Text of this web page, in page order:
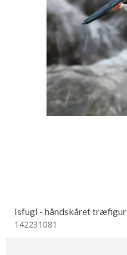
Isfugl - håndskåret træfigur
142231081